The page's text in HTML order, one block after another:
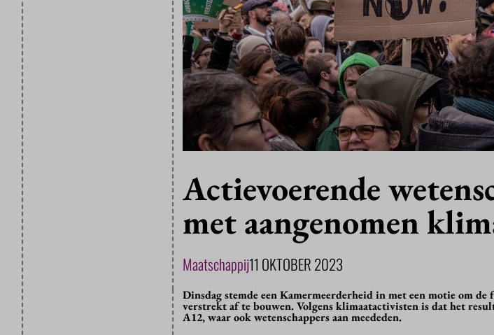
Actievoerende
met aangenomen
Maatschappij11 OKTOBER 2023
Dinsdag stemde een Kamermeerderheid in met een motie om de
verstrekt af te bouwen. Volgens klimaatactivisten is dat het
A12, waar ook wetenschappers aan meededen.